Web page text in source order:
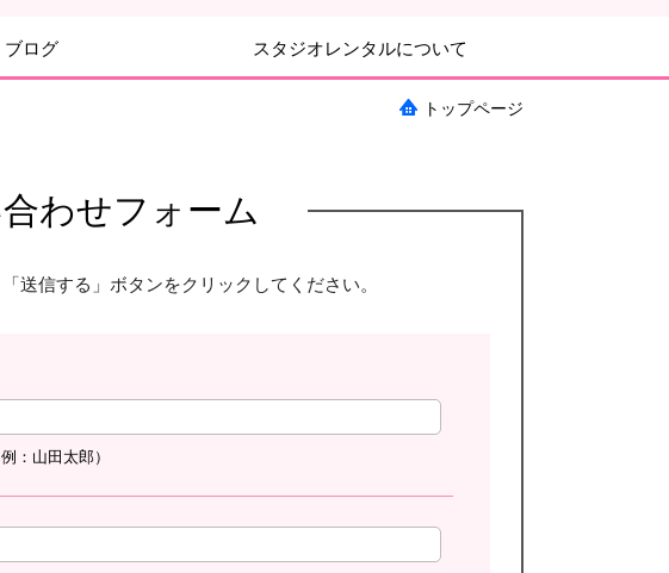
ブログ スタジオレンタルについて
トップページ
わせフォーム
送信する」ボタンをクリックしてください。
例：山田太郎）